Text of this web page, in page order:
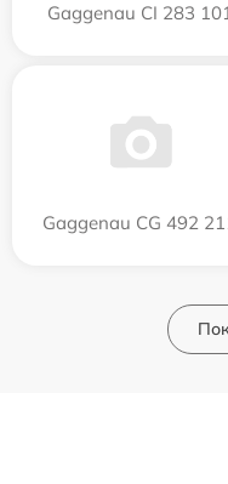
Gaggenau CI 283
Gaggenau CG 492